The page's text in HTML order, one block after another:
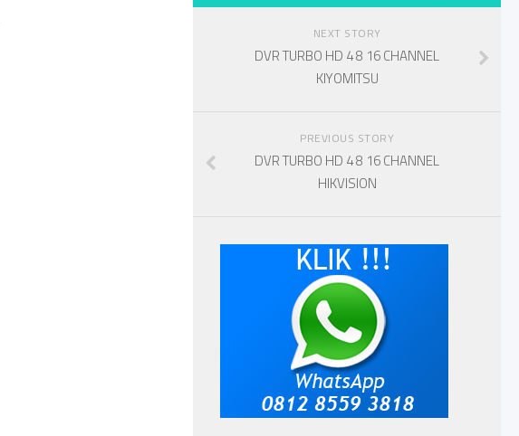
NEXT STORY
DVR TURBO HD 4 8 16 CHANNEL
KIYOMITSU
PREVIOUS STORY
DVR TURBO HD 4 8 16 CHANNEL
HIKVISION